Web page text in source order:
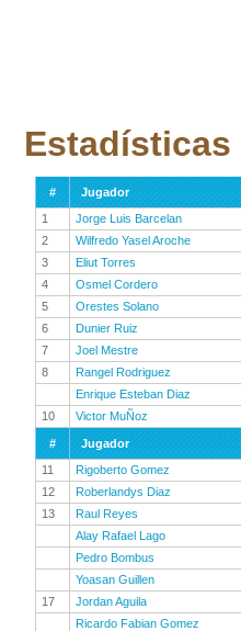
Estadísticas
#
Jugador
1
Jorge Luis Barcelan
2
Wilfredo Yasel Aroche
3
Eliut Torres
4
Osmel Cordero
5
Orestes Solano
6
Dunier Ruiz
7
Joel Mestre
8
Rangel Rodriguez
Enrique Esteban Diaz
10
Victor MuÑoz
#
Jugador
11
Rigoberto Gomez
12
Roberlandys Diaz
13
Raul Reyes
Alay Rafael Lago
Pedro Bombus
Yoasan Guillen
17
Jordan Aguila
Ricardo Fabian Gomez